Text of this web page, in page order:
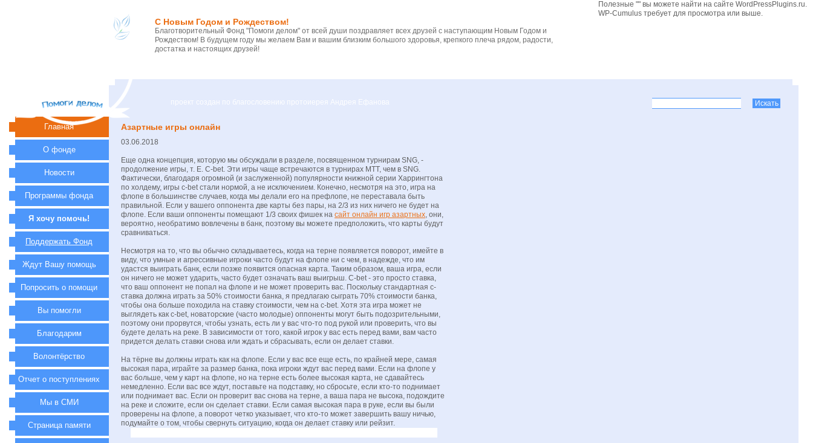
С Новым Годом и Рождеством!
Благотворительный Фонд "Помоги делом" от всей души поздравляет всех друзей с наступающим Новым Годом и
Рождеством! В будущем году мы желаем Вам и вашим близким большого здоровья, крепкого плеча рядом, радости,
достатка и настоящих друзей!
Полезные "" вы можете найти на сайте WordPressPlugins.ru.
WP-Cumulus требует для просмотра или выше.
проект создан по благословению протоиерея Андрея Ефанова
Азартные игры онлайн
03.06.2018
Еще одна концепция, которую мы обсуждали в разделе, посвященном турнирам SNG, -
продолжение игры, т. Е. C-bet. Эти игры чаще встречаются в турнирах MTT, чем в SNG.
Фактически, благодаря огромной (и заслуженной) популярности книжной серии Харрингтона
по холдему, игры c-bet стали нормой, а не исключением. Конечно, несмотря на это, игра на
флопе в большинстве случаев, когда мы делали его на префлопе, не переставала быть
правильной. Если у вашего оппонента две карты без пары, на 2/3 из них ничего не будет на
флопе. Если ваши оппоненты помещают 1/3 своих фишек на сайт онлайн игр азартных, они,
вероятно, необратимо вовлечены в банк, поэтому вы можете предположить, что карты будут
сравниваться.
Несмотря на то, что вы обычно складываетесь, когда на терне появляется поворот, имейте в
виду, что умные и агрессивные игроки часто будут на флопе ни с чем, в надежде, что им
удастся выиграть банк, если позже появится опасная карта. Таким образом, ваша игра, если
он ничего не может ударить, часто будет означать ваш выигрыш. C-bet - это просто ставка,
что ваш оппонент не попал на флопе и не может проверить вас. Поскольку стандартная c-
ставка должна играть за 50% стоимости банка, я предлагаю сыграть 70% стоимости банка,
чтобы она больше походила на ставку стоимости, чем на c-bet. Хотя эта игра может не
выглядеть как c-bet, новаторские (часто молодые) оппоненты могут быть подозрительными,
поэтому они прорвутся, чтобы узнать, есть ли у вас что-то под рукой или проверить, что вы
будете делать на реке. В зависимости от того, какой игрок у вас есть перед вами, вам часто
придется делать ставки снова или ждать и сбрасывать, если он делает ставки.
На тёрне вы должны играть как на флопе. Если у вас все еще есть, по крайней мере, самая
высокая пара, играйте за размер банка, пока игроки ждут вас перед вами. Если на флопе у
вас больше, чем у карт на флопе, но на терне есть более высокая карта, не сдавайтесь
немедленно. Если вас все ждут, поставьте на подставку, но сбросьте, если кто-то поднимает
или поднимает вас. Если он проверит вас снова на терне, а ваша пара не высока, подождите
на реке и сложите, если он сделает ставки. Если самая высокая пара в руке, если вы были
проверены на флопе, а поворот четко указывает, что кто-то может завершить вашу ничью,
подумайте о том, чтобы свернуть ситуацию, когда он делает ставку или рейзит.
Главная
О фонде
Новости
Программы фонда
Я хочу помочь!
Поддержать Фонд
Ждут Вашу помощь
Попросить о помощи
Вы помогли
Благодарим
Волонтёрство
Отчет о поступлениях
Мы в СМИ
Страница памяти